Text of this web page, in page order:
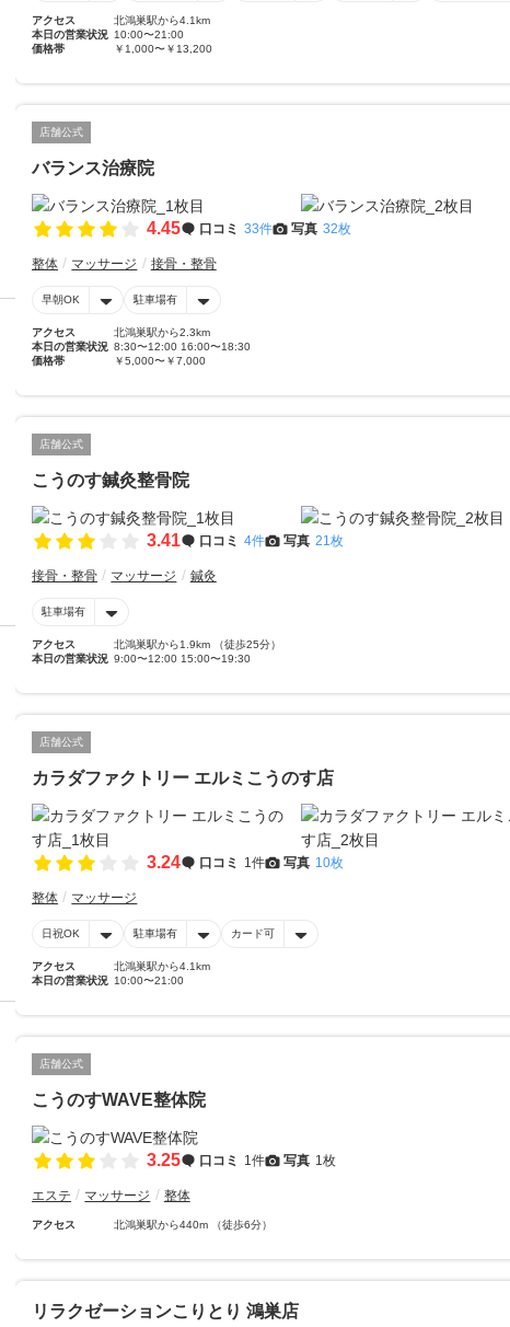
アクセス
北鴻巣駅から4.1km
本日の営業状況 10:00〜21:00
価格帯
￥1,000〜￥13,200
店舗公式
バランス治療院
4.45 口コミ 33件 写真 32枚
整体 マッサージ 接骨・整骨
早朝OK 駐車場有
アクセス
北鴻巣駅から2.3km
本日の営業状況 8:30〜12:00 16:00〜18:30
価格帯
￥5,000〜￥7,000
店舗公式
こうのす鍼灸整骨院
3.41 口コミ 4件 写真 21枚
接骨・整骨 マッサージ 鍼灸
駐車場有
アクセス
北鴻巣駅から1.9km （徒歩25分）
本日の営業状況 9:00〜12:00 15:00〜19:30
店舗公式
カラダファクトリー エルミこうのす店
3.24 口コミ 1件 写真 10枚
整体 マッサージ
日祝OK 駐車場有 カード可
アクセス
北鴻巣駅から4.1km
本日の営業状況 10:00〜21:00
店舗公式
こうのすWAVE整体院
3.25 口コミ 1件 写真 1枚
エステ マッサージ 整体
アクセス 北鴻巣駅から440m （徒歩6分）
リラクゼーションこりとり 鴻巣店